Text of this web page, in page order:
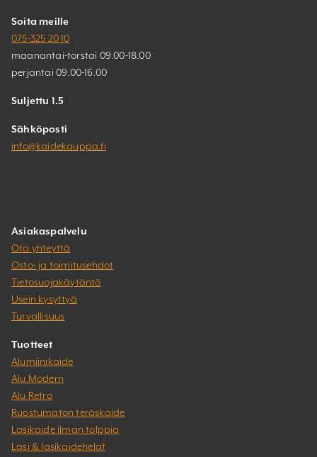
Soita meille
075-325 20 10
maanantai-torstai 09.00-18.00
perjantai 09.00-16.00
Suljettu 1.5
Sähköposti
info@kaidekauppa.fi
Asiakaspalvelu
Ota yhteyttä
Osto- ja toimitusehdot
Tietosuojakäytäntö
Usein kysyttyä
Turvallisuus
Tuotteet
Alumiinikaide
Alu Modern
Alu Retro
Ruostumaton teräskaide
Lasikaide ilman tolppia
Lasi & lasikaidehelat